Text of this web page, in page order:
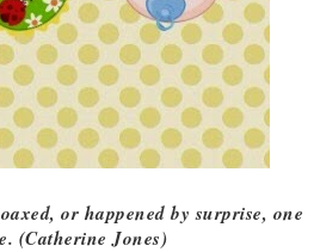
or happened by surprise, one
(Catherine Jones)